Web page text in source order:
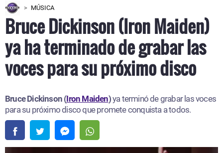
MÚSICA
Bruce Dickinson (Iron Maiden)
ya ha terminado de grabar las
voces para su próximo disco
Bruce Dickinson (Iron Maiden)ya terminó de grabar las voces
para su próximo disco que promete conquista a todos.